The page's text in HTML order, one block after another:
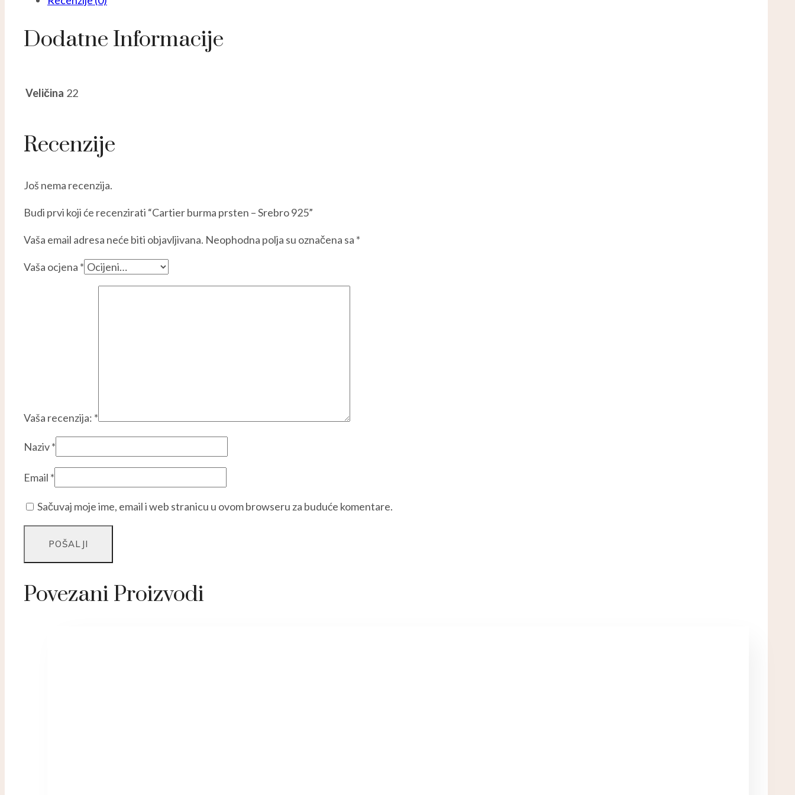
Dodatne Informacije
Veličina 22
Recenzije
Još nema recenzija.
Budi prvi koji će recenzirati “Cartier burma prsten – Srebro 925”
Vaša email adresa neće biti objavljivana. Neophodna polja su označena sa *
Vaša ocjena *
Vaša recenzija: *
Naziv*
Email *
Sačuvaj moje ime, email i web stranicu u ovom browseru za buduće komentare.
Povezani Proizvodi